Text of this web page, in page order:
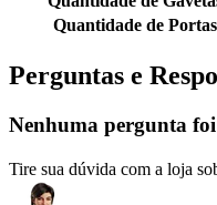
Quantidade de Portas
Perguntas e
Nenhuma pergunta
Tire sua dúvida com a loja